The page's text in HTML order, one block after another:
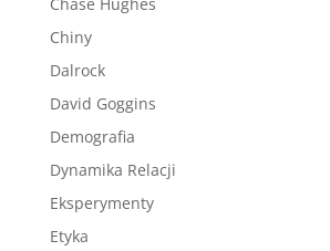
Chiny
Dalrock
David Goggins
Demografia
Dynamika Relacji
Eksperymenty
Etyka